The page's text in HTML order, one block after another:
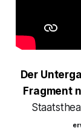
Der
Fragment